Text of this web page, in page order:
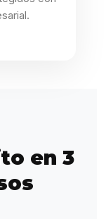
en 3